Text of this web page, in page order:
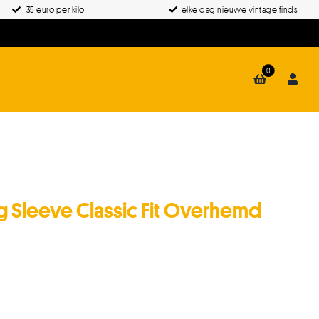
35 euro per kilo elke dag nieuwe vintage finds
0
Sleeve Classic Fit Overhemd